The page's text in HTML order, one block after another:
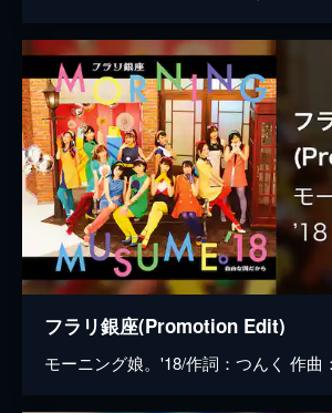
フラリ銀座(Promotion Edit)
モーニング娘。'18/作詞：つんく 作曲